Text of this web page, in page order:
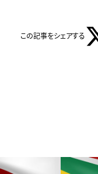
この記事をシェアする